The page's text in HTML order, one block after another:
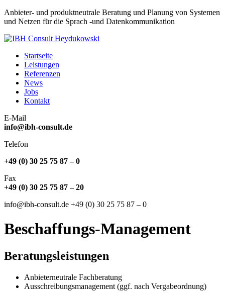
Anbieter- und produktneutrale Beratung und Planung von Systemen
und Netzen für die Sprach -und Datenkommunikation
IBH Consult Heydukowski
Telekommunikation – Datenkommunikation – Sprach- und
Datenkommunikation – Coaching
Startseite
Leistungen
Referenzen
News
Jobs
Kontakt
E-Mail
info@ibh-consult.de
Telefon
+49 (0) 30 25 75 87 – 0
Fax
+49 (0) 30 25 75 87 – 20
info@ibh-consult.de +49 (0) 30 25 75 87 – 0
Beschaffungs-Management
Beratungsleistungen
Anbieterneutrale Fachberatung
Ausschreibungsmanagement (ggf. nach Vergabeordnung)